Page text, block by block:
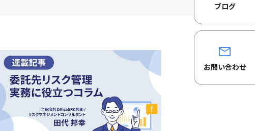
ブログ
お問い合わせ